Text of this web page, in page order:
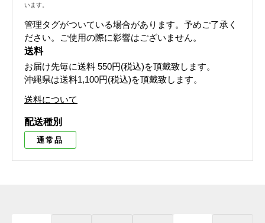
います。
管理タグがついている場合があります。予めご了承く
ださい。ご使用の際に影響はございません。
送料
お届け先毎に送料 550円(税込)を頂戴致します。
沖縄県は送料1,100円(税込)を頂戴致します。
送料について
配送種別
通常品